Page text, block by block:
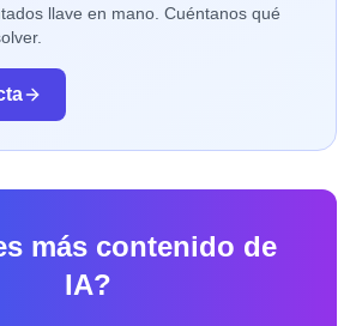
llave en mano. Cuéntanos qué
más contenido de
IA?